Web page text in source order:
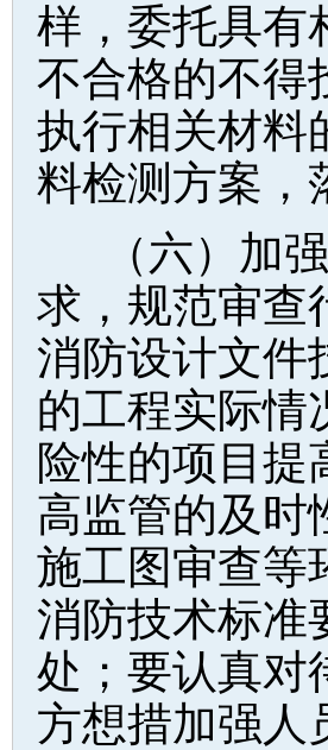
样，委托具有
不合格的不得
执行相关材料
料检测方案，
（六）加
求，规范审查
消防设计文件
的工程实际情
险性的项目提
高监管的及时
施工图审查等
消防技术标准
处；要认真对
方想措加强人